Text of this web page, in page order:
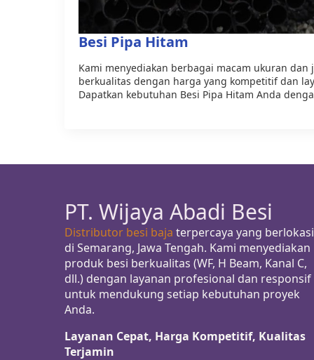
Besi Pipa Hitam
Kami menyediakan berbagai macam ukuran dan
berkualitas dengan harga yang kompetitif dan
Dapatkan kebutuhan Besi Pipa Hitam Anda
PT. Wijaya Abadi Besi
Distributor besi baja terpercaya yang berlokasi
di Semarang, Jawa Tengah. Kami menyediakan
produk besi berkualitas (WF, H Beam, Kanal C,
dll.) dengan layanan profesional dan responsif
untuk mendukung setiap kebutuhan proyek
Anda.
Layanan Cepat, Harga Kompetitif, Kualitas
Terjamin